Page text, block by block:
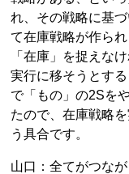
れ、その戦略に基
て在庫戦略が作ら
「在庫」を捉えな
実行に移そうとす
で「もの」の2Sを
たので、在庫戦略
う具合です。
山口：全てがつな